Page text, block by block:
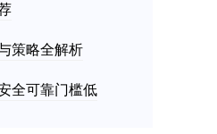
策略全解析
全可靠门槛低